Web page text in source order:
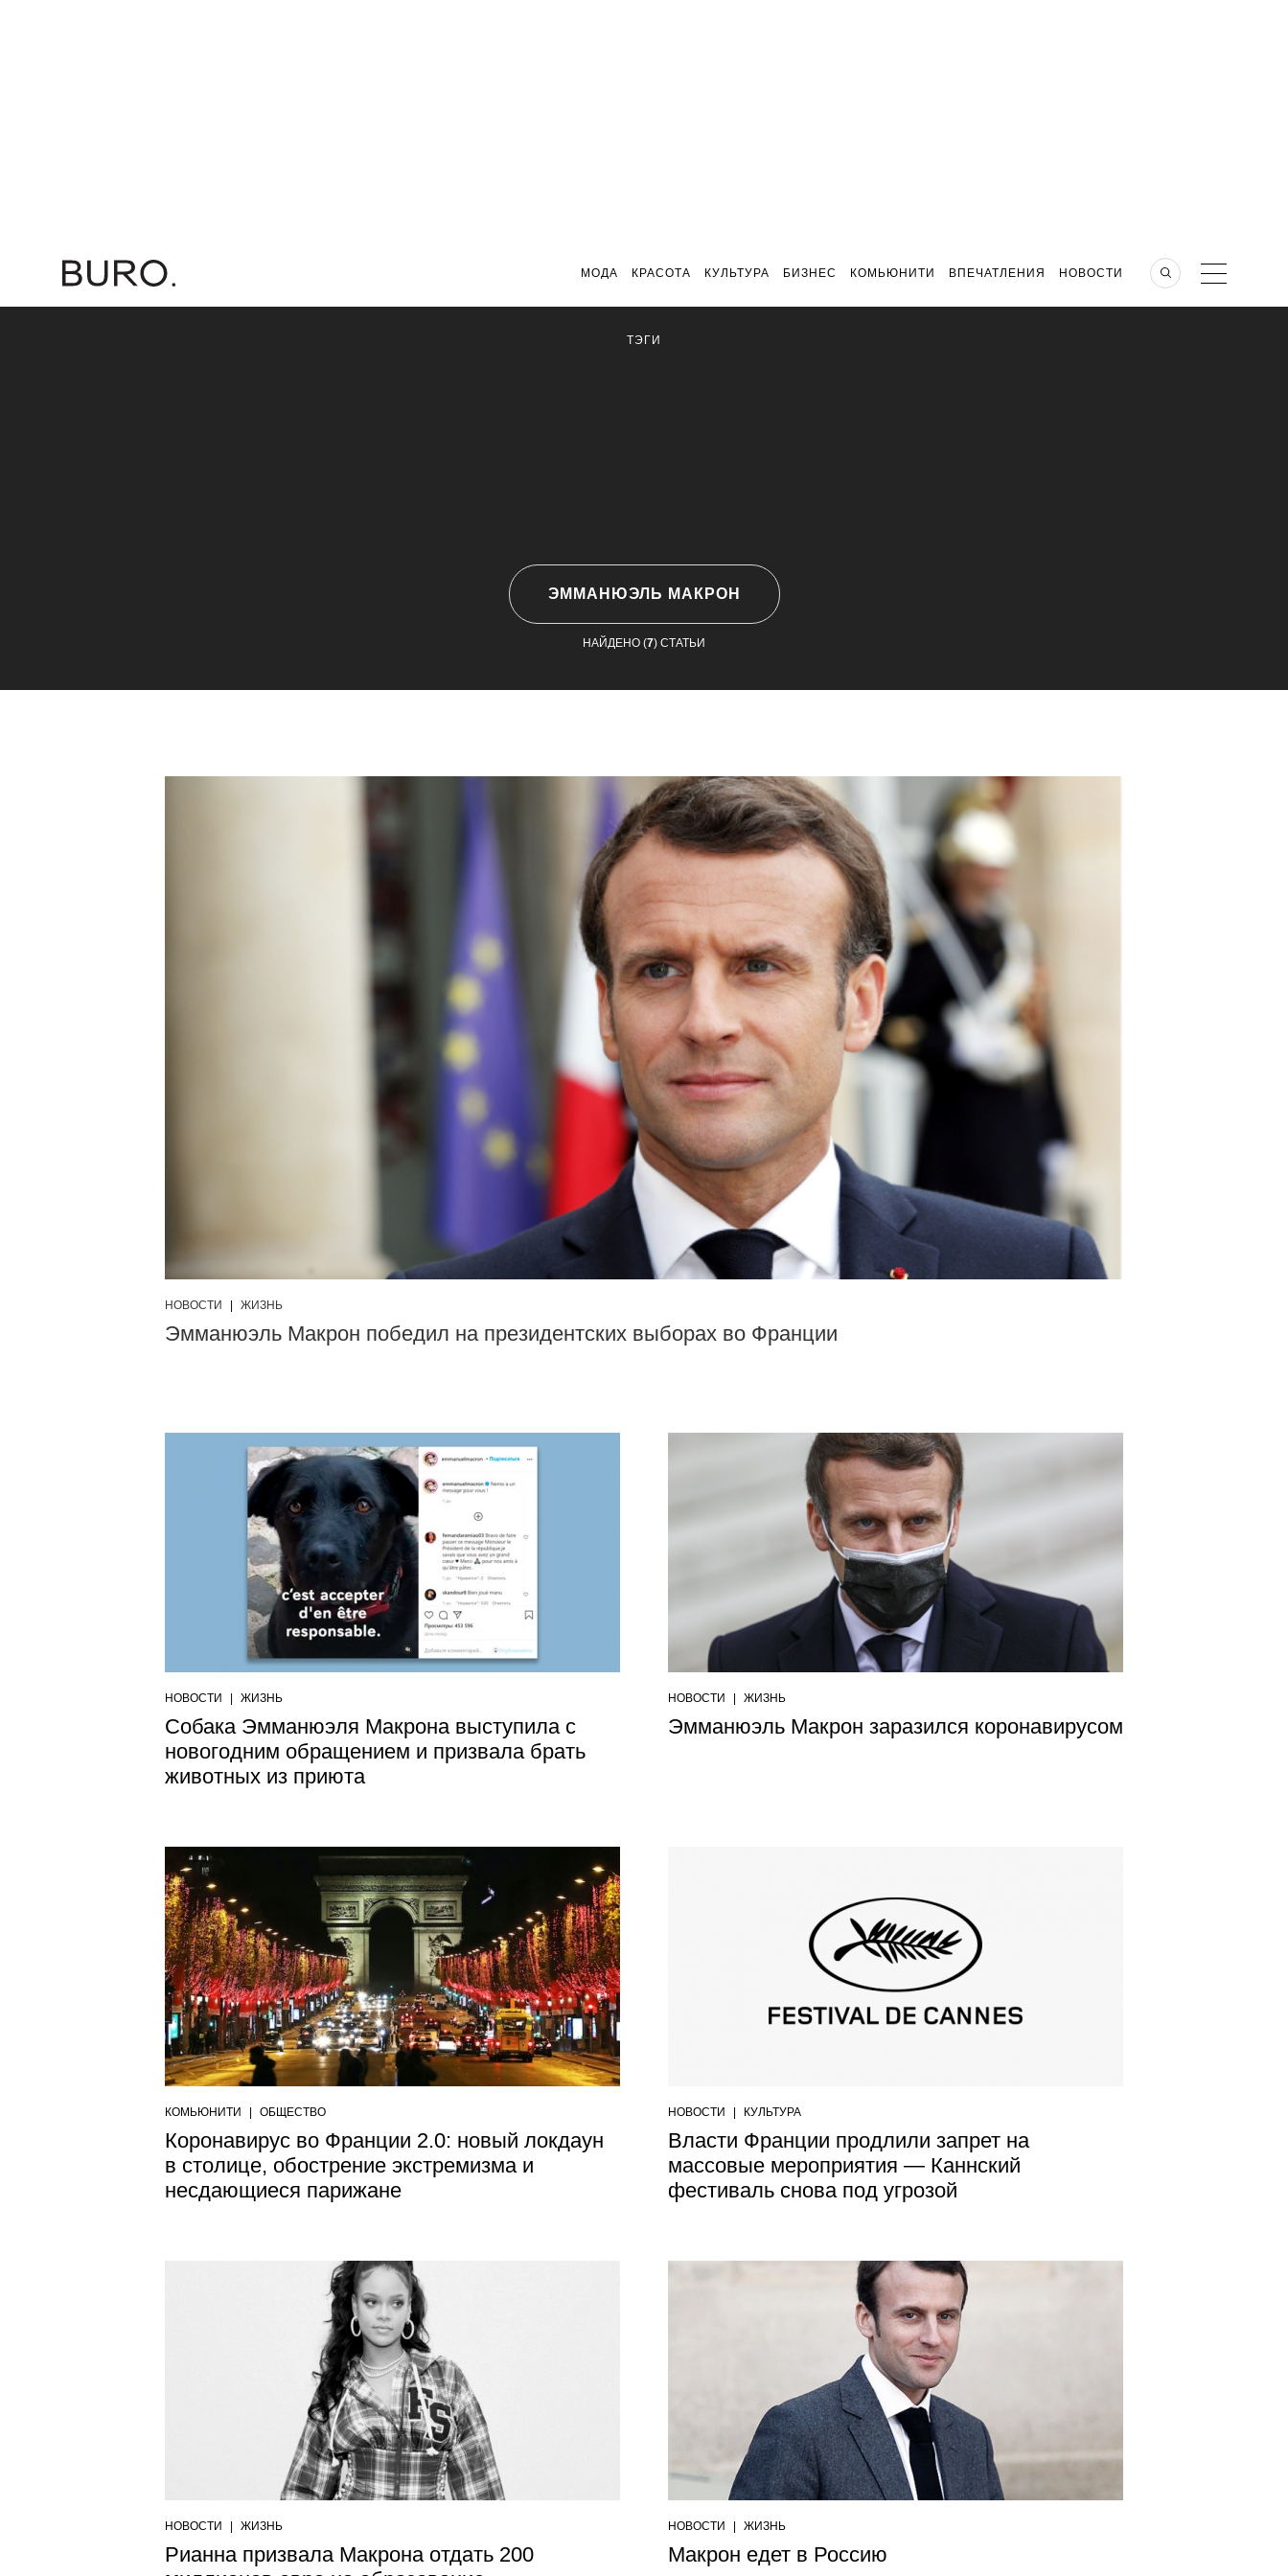
МОДА КРАСОТА КУЛЬТУРА БИЗНЕС КОМЬЮНИТИ ВПЕЧАТЛЕНИЯ НОВОСТИ
ТЭГИ
ЭММАНЮЭЛЬ МАКРОН
НАЙДЕНО (7) СТАТЬИ
НОВОСТИ ЖИЗНЬ
Эмманюэль Макрон победил на президентских выборах во Франции
НОВОСТИ ЖИЗНЬ
Собака Эмманюэля Макрона выступила с
новогодним обращением и призвала брать
животных из приюта
НОВОСТИ ЖИЗНЬ
Эмманюэль Макрон заразился коронавирусом
КОМЬЮНИТИ ОБЩЕСТВО
Коронавирус во Франции 2.0: новый локдаун
в столице, обострение экстремизма и
несдающиеся парижане
НОВОСТИ КУЛЬТУРА
Власти Франции продлили запрет на
массовые мероприятия — Каннский
фестиваль снова под угрозой
НОВОСТИ ЖИЗНЬ
Рианна призвала Макрона отдать 200
НОВОСТИ ЖИЗНЬ
Макрон едет в Россию